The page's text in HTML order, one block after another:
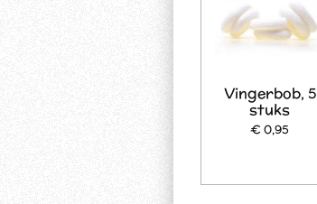
Vingerbob, 5
stuks
€ 0,95